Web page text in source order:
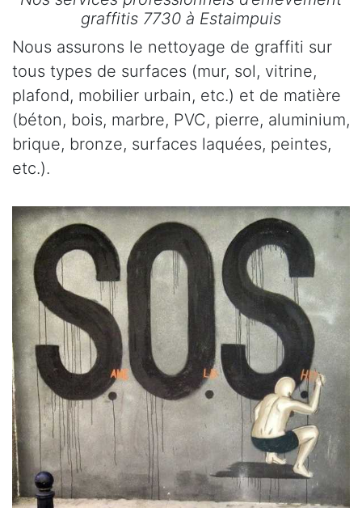
graffitis 7730 à Estaimpuis
Nous assurons le nettoyage de graffiti sur
tous types de surfaces (mur, sol, vitrine,
plafond, mobilier urbain, etc.) et de matière
(béton, bois, marbre, PVC, pierre, aluminium,
brique, bronze, surfaces laquées, peintes,
etc.).